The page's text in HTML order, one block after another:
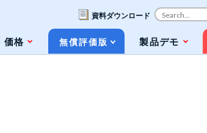
資料ダウンロード
価格 無償評価版 製品デモ